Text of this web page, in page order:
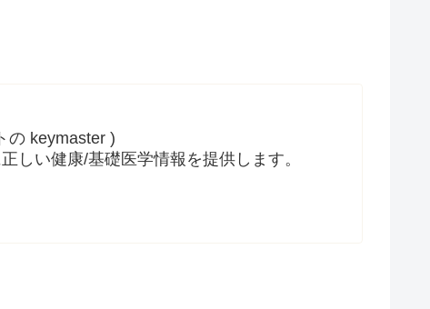
の keymaster )
しい健康/基礎医学情報を提供します。